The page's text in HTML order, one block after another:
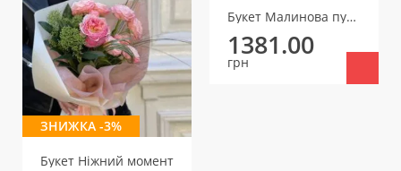
ЗНИЖКА -3%
Букет Ніжний момент
Букет Малинова пудра
1381.00
грн